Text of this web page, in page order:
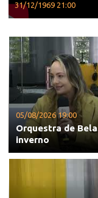
31/12/1969 21:00
05/08/2026 19:00
Orquestra de
inverno